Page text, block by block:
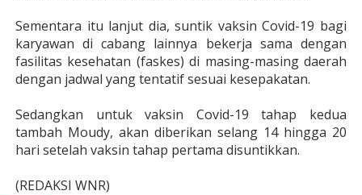
Sementara itu lanjut dia, suntik vaksin Covid-19 bagi
karyawan di cabang lainnya bekerja sama dengan
fasilitas kesehatan (faskes) di masing-masing daerah
dengan jadwal yang tentatif sesuai kesepakatan.
Sedangkan untuk vaksin Covid-19 tahap kedua
tambah Moudy, akan diberikan selang 14 hingga 20
hari setelah vaksin tahap pertama disuntikkan.
(REDAKSI WNR)